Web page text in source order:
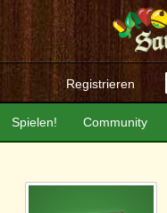
Registrieren
Community
Spielen!